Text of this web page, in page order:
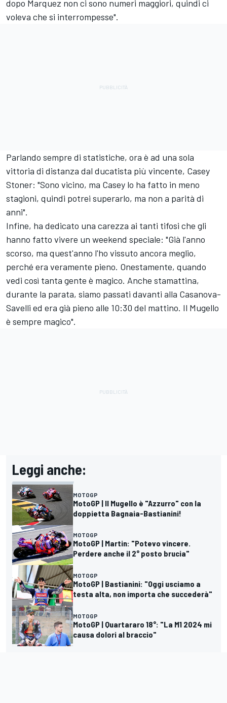
dopo Marquez non ci sono numeri maggiori, quindi ci
voleva che si interrompesse".
Parlando sempre di statistiche, ora è ad una sola
vittoria di distanza dal ducatista più vincente, Casey
Stoner: "Sono vicino, ma Casey lo ha fatto in meno
stagioni, quindi potrei superarlo, ma non a parità di
anni".
Infine, ha dedicato una carezza ai tanti tifosi che gli
hanno fatto vivere un weekend speciale: "Già l'anno
scorso, ma quest'anno l'ho vissuto ancora meglio,
perché era veramente pieno. Onestamente, quando
vedi così tanta gente è magico. Anche stamattina,
durante la parata, siamo passati davanti alla Casanova-
Savelli ed era già pieno alle 10:30 del mattino. Il Mugello
è sempre magico".
Leggi anche:
MOTOGP
MotoGP | Il Mugello è "Azzurro" con la
doppietta Bagnaia-Bastianini!
MOTOGP
MotoGP | Martin: "Potevo vincere.
Perdere anche il 2° posto brucia"
MOTOGP
MotoGP | Bastianini: "Oggi usciamo a
testa alta, non importa che succederà"
MOTOGP
MotoGP | Quartararo 18°: "La M1 2024 mi
causa dolori al braccio"